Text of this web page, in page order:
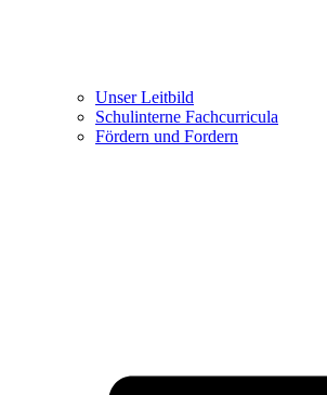
Unser Leitbild
Schulinterne Fachcurricula
Fördern und Fordern